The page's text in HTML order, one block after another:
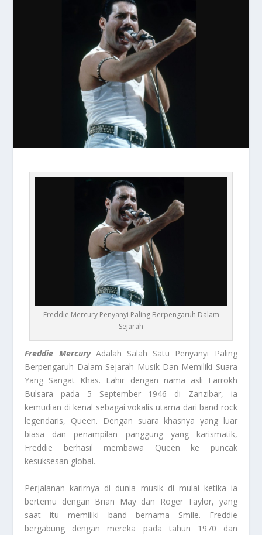
Freddie Mercury Penyanyi Paling Berpengaruh Dalam
Sejarah
Freddie MercuryAdalah Salah Satu Penyanyi Paling
Berpengaruh Dalam Sejarah Musik Dan Memiliki Suara
Yang Sangat Khas. Lahir dengan nama asli Farrokh
Bulsara pada 5 September 1946 di Zanzibar, ia
kemudian di kenal sebagai vokalis utama dari band rock
legendaris, Queen. Dengan suara khasnya yang luar
biasa dan penampilan panggung yang karismatik,
Freddie berhasil membawa Queen ke puncak
kesuksesan global.
Perjalanan karirnya di dunia musik di mulai ketika ia
bertemu dengan Brian May dan Roger Taylor, yang
saat itu memiliki band bernama Smile. Freddie
bergabung dengan mereka pada tahun 1970 dan